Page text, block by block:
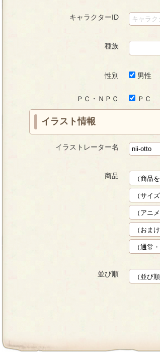
キャラクターID
種族
性別 男性
ＰＣ・ＮＰＣ ＰＣ
イラスト情報
イラストレーター名
商品
並び順